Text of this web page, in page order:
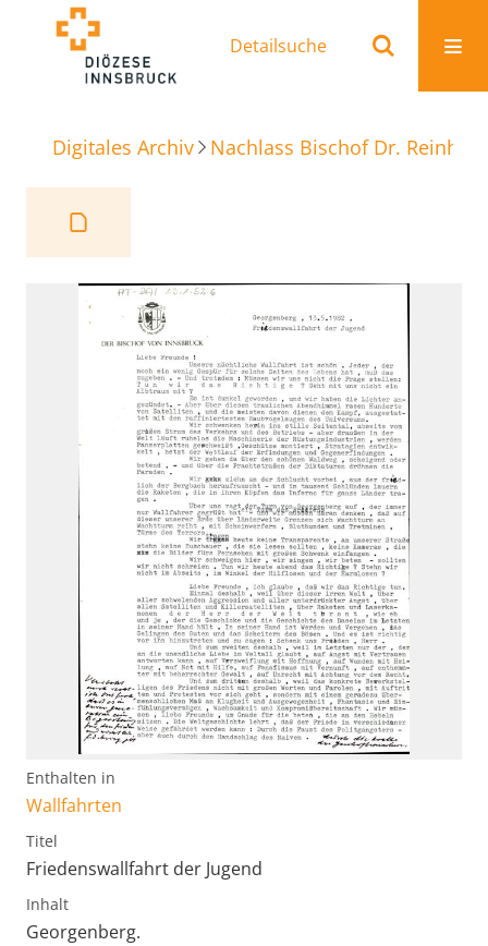
Detailsuche
Digitales Archiv Nachlass Bischof Dr.
Enthalten in
Wallfahrten
Titel
Friedenswallfahrt der Jugend
Inhalt
Georgenberg.